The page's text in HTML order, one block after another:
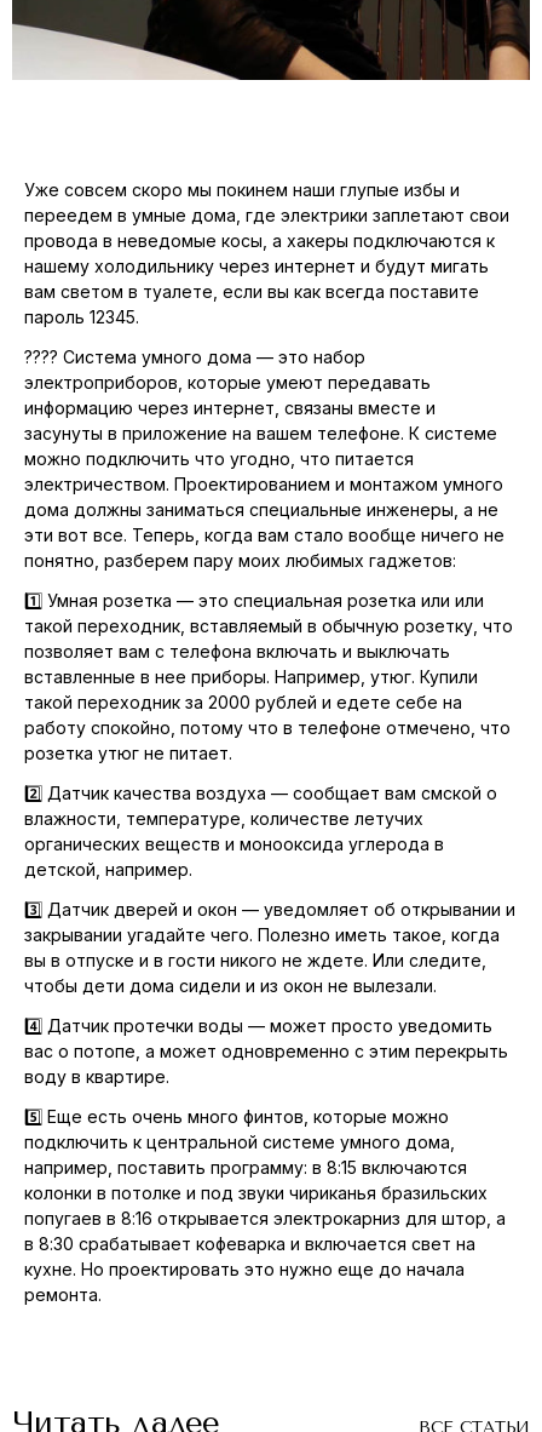
Уже совсем скоро мы покинем наши глупые избы и
переедем в умные дома, где электрики заплетают свои
провода в неведомые косы, а хакеры подключаются к
нашему холодильнику через интернет и будут мигать
вам светом в туалете, если вы как всегда поставите
пароль 12345.
???? Система умного дома — это набор
электроприборов, которые умеют передавать
информацию через интернет, связаны вместе и
засунуты в приложение на вашем телефоне. К системе
можно подключить что угодно, что питается
электричеством. Проектированием и монтажом умного
дома должны заниматься специальные инженеры, а не
эти вот все. Теперь, когда вам стало вообще ничего не
понятно, разберем пару моих любимых гаджетов:
1️⃣ Умная розетка — это специальная розетка или или
такой переходник, вставляемый в обычную розетку, что
позволяет вам с телефона включать и выключать
вставленные в нее приборы. Например, утюг. Купили
такой переходник за 2000 рублей и едете себе на
работу спокойно, потому что в телефоне отмечено, что
розетка утюг не питает.
2️⃣ Датчик качества воздуха — сообщает вам смской о
влажности, температуре, количестве летучих
органических веществ и монооксида углерода в
детской, например.
3️⃣ Датчик дверей и окон — уведомляет об открывании и
закрывании угадайте чего. Полезно иметь такое, когда
вы в отпуске и в гости никого не ждете. Или следите,
чтобы дети дома сидели и из окон не вылезали.
4️⃣ Датчик протечки воды — может просто уведомить
вас о потопе, а может одновременно с этим перекрыть
воду в квартире.
5️⃣ Еще есть очень много финтов, которые можно
подключить к центральной системе умного дома,
например, поставить программу: в 8:15 включаются
колонки в потолке и под звуки чириканья бразильских
попугаев в 8:16 открывается электрокарниз для штор, а
в 8:30 срабатывает кофеварка и включается свет на
кухне. Но проектировать это нужно еще до начала
ремонта.
Читать далее ВСЕ СТАТЬИ